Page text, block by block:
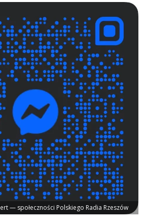
— społeczności Polskiego Radia Rzeszów